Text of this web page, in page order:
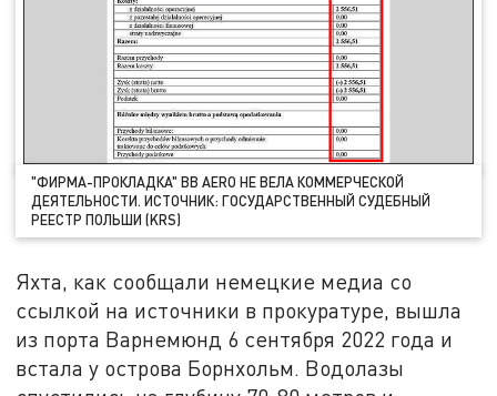
"ФИРМА-ПРОКЛАДКА" BB AERO НЕ ВЕЛА КОММЕРЧЕСКОЙ
ДЕЯТЕЛЬНОСТИ. ИСТОЧНИК: ГОСУДАРСТВЕННЫЙ СУДЕБНЫЙ
РЕЕСТР ПОЛЬШИ (KRS)
Яхта, как сообщали немецкие медиа со
ссылкой на источники в прокуратуре, вышла
из порта Варнемюнд 6 сентября 2022 года и
встала у острова Борнхольм. Водолазы